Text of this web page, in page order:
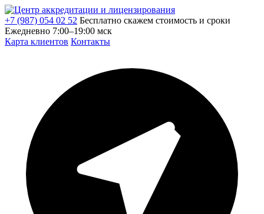
+7 (987) 054 02 52 Бесплатно скажем стоимость и сроки
Ежедневно 7:00–19:00 мск
Карта клиентов Контакты